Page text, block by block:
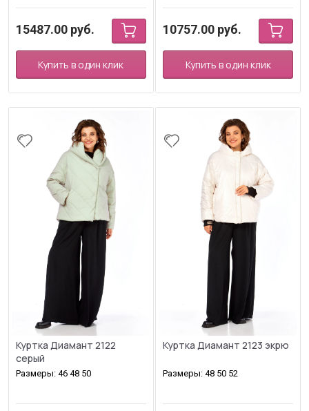
15487.00 руб.
Купить в один клик
10757.00 руб.
Купить в один клик
Куртка Диамант 2122
серый
Размеры: 46 48 50
Куртка Диамант 2123 экрю
Размеры: 48 50 52